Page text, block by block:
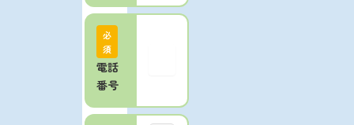
必
須
電話
番号